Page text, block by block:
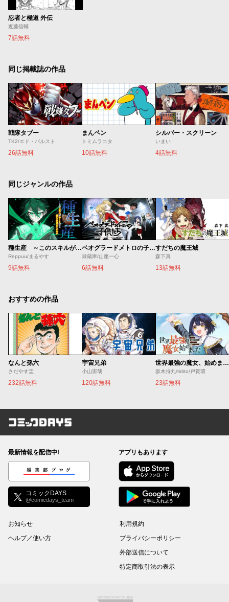
忍者と極道 外伝
近藤信輔
7話無料
同じ掲載誌の作品
戦隊タブー
TK2/エド・バルスト
26話無料
まんペン
トミムラコタ
10話無料
シルバー・スクリーン
いまい
4話無料
同じジャンルの作品
種生産 ～このスキルがチートだとまだ誰も気付いていない～
Reppuu/まるやす
9話無料
ベオグラードメトロの子供たち
隷蔵庫/山座一心
6話無料
すだちの魔王城
森下真
13話無料
おすすめの作品
なんと孫六
さだやす圭
232話無料
宇宙兄弟
小山宙哉
120話無料
世界最強の魔女、始めました ～私だけ『攻略サイト』を見れる世界で自由に生きます～
坂木持丸/riritto/戸賀環
23話無料
コミックDAYS
最新情報を配信中!
編集部ブログ
コミックDAYS
@comicdays_team
アプリもあります
お知らせ
ヘルプ／使い方
利用規約
プライバシーポリシー
外部送信について
特定商取引法の表示